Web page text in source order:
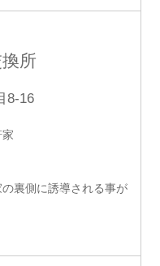
換所
8-16
裏側に誘導される事が